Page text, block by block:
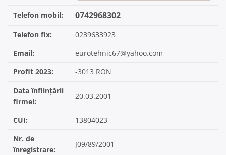
Telefon mobil: 0742968302
Telefon fix:
0239633923
Email:
eurotehnic67@yahoo.com
Profit 2023:
-3013 RON
Data înființării
firmei:
20.03.2001
CUI:
13804023
Nr. de
înregistrare:
J09/89/2001